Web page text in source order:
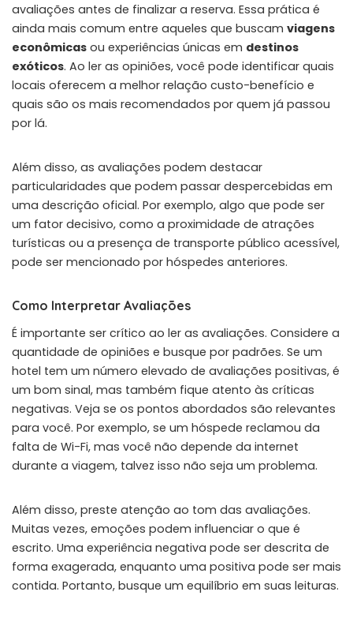
avaliações antes de finalizar a reserva. Essa prática é
ainda mais comum entre aqueles que buscam viagens
econômicas ou experiências únicas em destinos
exóticos. Ao ler as opiniões, você pode identificar quais
locais oferecem a melhor relação custo-benefício e
quais são os mais recomendados por quem já passou
por lá.
Além disso, as avaliações podem destacar
particularidades que podem passar despercebidas em
uma descrição oficial. Por exemplo, algo que pode ser
um fator decisivo, como a proximidade de atrações
turísticas ou a presença de transporte público acessível,
pode ser mencionado por hóspedes anteriores.
Como Interpretar Avaliações
É importante ser crítico ao ler as avaliações. Considere a
quantidade de opiniões e busque por padrões. Se um
hotel tem um número elevado de avaliações positivas, é
um bom sinal, mas também fique atento às críticas
negativas. Veja se os pontos abordados são relevantes
para você. Por exemplo, se um hóspede reclamou da
falta de Wi-Fi, mas você não depende da internet
durante a viagem, talvez isso não seja um problema.
Além disso, preste atenção ao tom das avaliações.
Muitas vezes, emoções podem influenciar o que é
escrito. Uma experiência negativa pode ser descrita de
forma exagerada, enquanto uma positiva pode ser mais
contida. Portanto, busque um equilíbrio em suas leituras.